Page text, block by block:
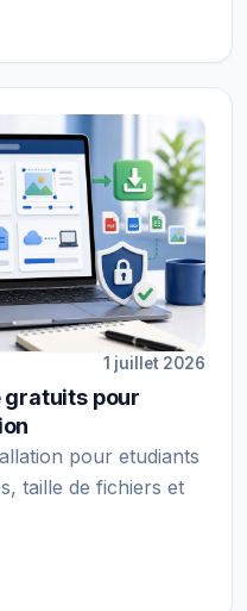
1 juillet 2026
gratuits pour
pour etudiants
taille de fichiers et